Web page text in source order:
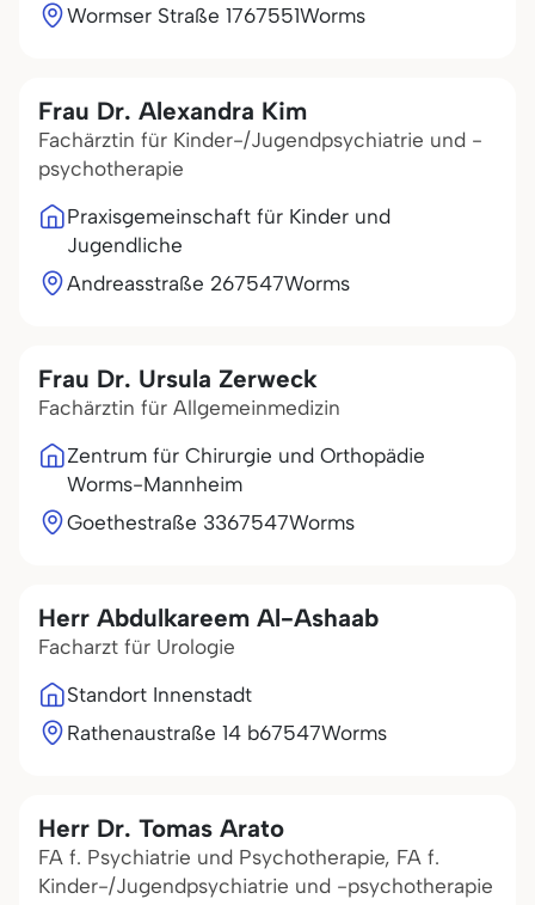
Wormser Straße 1767551Worms
Frau Dr. Alexandra Kim
Fachärztin für Kinder-/Jugendpsychiatrie und -
psychotherapie
Praxisgemeinschaft für Kinder und
Jugendliche
Andreasstraße 267547Worms
Frau Dr. Ursula Zerweck
Fachärztin für Allgemeinmedizin
Zentrum für Chirurgie und Orthopädie
Worms-Mannheim
Goethestraße 3367547Worms
Herr Abdulkareem Al-Ashaab
Facharzt für Urologie
Standort Innenstadt
Rathenaustraße 14 b67547Worms
Herr Dr. Tomas Arato
FA f. Psychiatrie und Psychotherapie, FA f.
Kinder-/Jugendpsychiatrie und -psychotherapie